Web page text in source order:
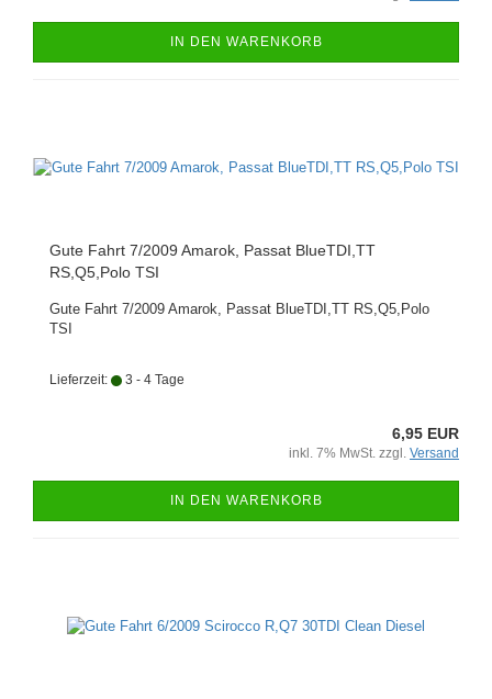
IN DEN WARENKORB
Gute Fahrt 7/2009 Amarok, Passat BlueTDI,TT
RS,Q5,Polo TSI
Gute Fahrt 7/2009 Amarok, Passat BlueTDI,TT RS,Q5,Polo
TSI
Lieferzeit: 3 - 4 Tage
6,95 EUR
inkl. 7% MwSt. zzgl. Versand
IN DEN WARENKORB